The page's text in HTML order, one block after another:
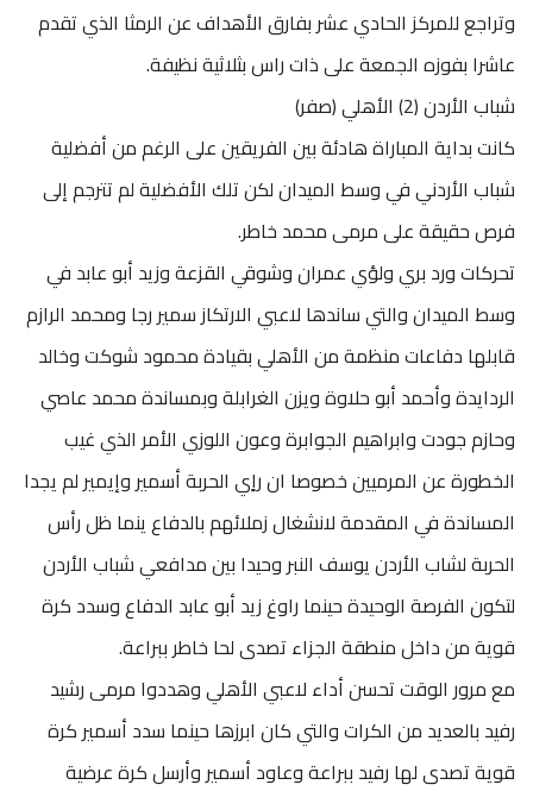
وتراجع للمركز الحادي عشر بفارق الأهداف عن الرمثا الذي تقدم
عاشرا بفوزه الجمعة على ذات راس بثلاثية نظيفة.
شباب الأردن (2) الأهلي (صفر)
كانت بداية المباراة هادئة بين الفريقين على الرغم من أفضلية
شباب الأردني في وسط الميدان لكن تلك الأفضلية لم تترجم إلى
فرص حقيقة على مرمى محمد خاطر.
تحركات ورد بري ولؤي عمران وشوقي القزعة وزيد أبو عابد في
وسط الميدان والتي ساندها لاعبي الارتكاز سمير رجا ومحمد الرازم
قابلها دفاعات منظمة من الأهلي بقيادة محمود شوكت وخالد
الردايدة وأحمد أبو حلاوة ويزن الغرابلة وبمساندة محمد عاصي
وحازم جودت وابراهيم الجوابرة وعون اللوزي الأمر الذي غيب
الخطورة عن المرميين خصوصا ان راٍي الحربة أسمير وإيمير لم يجدا
المساندة في المقدمة لانشغال زملائهم بالدفاع ينما ظل رأس
الحربة لشاب الأردن يوسف النبر وحيدا بين مدافعي شباب الأردن
لتكون الفرصة الوحيدة حينما راوغ زيد أبو عابد الدفاع وسدد كرة
قوية من داخل منطقة الجزاء تصدى لحا خاطر ببراعة.
مع مرور الوقت تحسن أداء لاعبي الأهلي وهددوا مرمى رشيد
رفيد بالعديد من الكرات والتي كان ابرزها حينما سدد أسمير كرة
قوية تصدى لها رفيد ببراعة وعاود أسمير وأرسل كرة عرضية